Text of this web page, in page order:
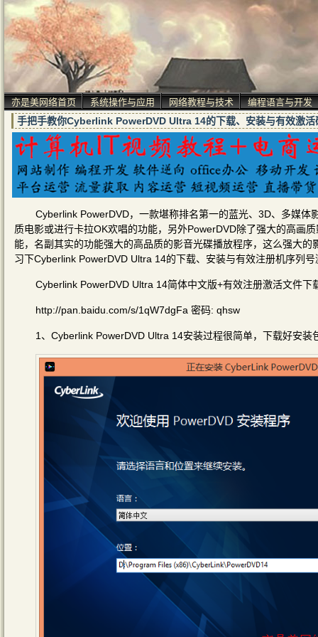
亦是美网络首页 系统操作与应用 网络教程与技术 编程语言与开发
手把手教你Cyberlink PowerDVD Ultra 14的下载、安装与有效激活
Cyberlink PowerDVD，一款堪称排名第一的蓝光、3D、多媒
质电影或进行卡拉OK欢唱的功能，另外PowerDVD除了强大的高画
能，名副其实的功能强大的高品质的影音光碟播放程序，这么强大
习下Cyberlink PowerDVD Ultra 14的下载、安装与有效注册机序列
Cyberlink PowerDVD Ultra 14简体中文版+有效注册激活文件下
http://pan.baidu.com/s/1qW7dgFa 密码: qhsw
1、Cyberlink PowerDVD Ultra 14安装过程很简单，下载好安